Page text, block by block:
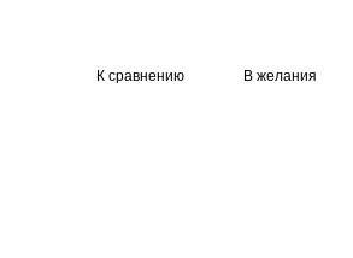
К сравнению В желания